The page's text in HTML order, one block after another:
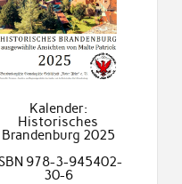
Kalender:
Historisches
Brandenburg 2025
978-3-945402-
30-6